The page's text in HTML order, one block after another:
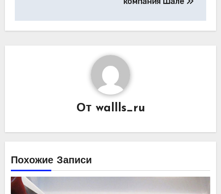
От wallls_ru
Похожие Записи